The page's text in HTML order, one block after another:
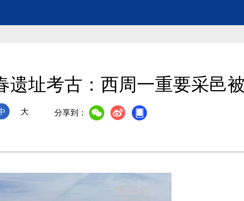
遗址考古：西周一重要采邑
大 分享到：